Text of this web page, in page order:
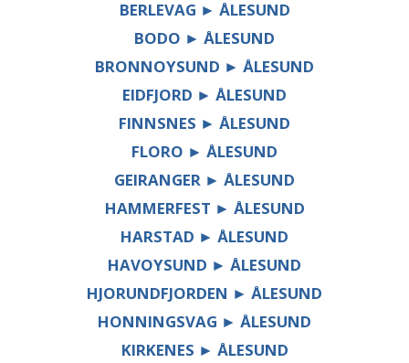
BERLEVAG ► ÅLESUND
BODO ► ÅLESUND
BRONNOYSUND ► ÅLESUND
EIDFJORD ► ÅLESUND
FINNSNES ► ÅLESUND
FLORO ► ÅLESUND
GEIRANGER ► ÅLESUND
HAMMERFEST ► ÅLESUND
HARSTAD ► ÅLESUND
HAVOYSUND ► ÅLESUND
HJORUNDFJORDEN ► ÅLESUND
HONNINGSVAG ► ÅLESUND
KIRKENES ► ÅLESUND